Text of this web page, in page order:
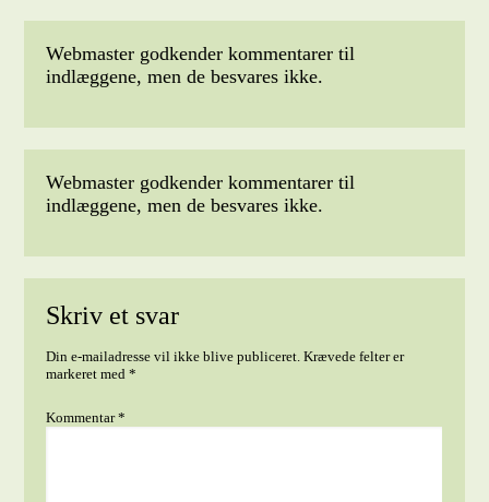
Webmaster godkender kommentarer til
indlæggene, men de besvares ikke.
Webmaster godkender kommentarer til
indlæggene, men de besvares ikke.
Skriv et svar
Din e-mailadresse vil ikke blive publiceret. Krævede felter er
markeret med*
Kommentar*